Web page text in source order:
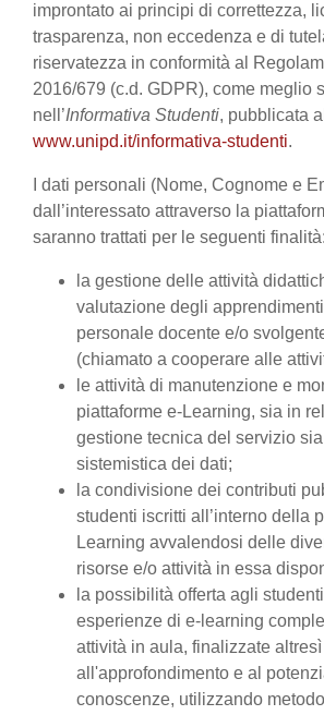
improntato ai principi di correttezza,
trasparenza, non eccedenza e di
riservatezza in conformità al
2016/679 (c.d. GDPR), come meglio
nell’Informativa Studenti, pubblicata
www.unipd.it/informativa-studenti.
I dati personali (Nome, Cognome e
dall’interessato attraverso la
saranno trattati per le seguenti finalità:
la gestione delle attività
valutazione degli
personale docente e/o
(chiamato a cooperare alle
le attività di manutenzione e
piattaforme e-Learning, sia in
gestione tecnica del servizio
sistemistica dei dati;
la condivisione dei contributi
studenti iscritti all’interno della
Learning avvalendosi delle
risorse e/o attività in essa
la possibilità offerta agli
esperienze di e-learning
attività in aula, finalizzate
all'approfondimento e al
conoscenze, utilizzando